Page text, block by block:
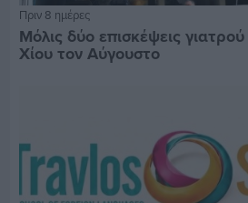
Πριν 8 ημέρες
Μόλις δύο επισκέψεις
Χίου τον Αύγουστο